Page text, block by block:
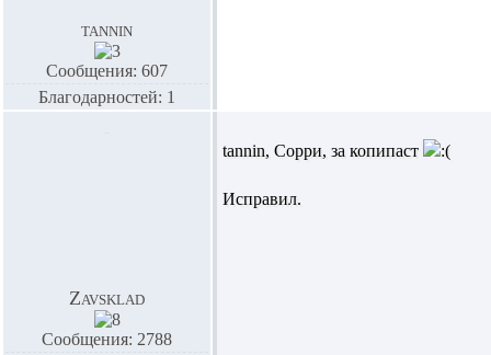
tannin
Сообщения: 607
Благодарностей: 1
Zavsklad
Сообщения: 2788
tannin, Сорри, за копипаст
Исправил.